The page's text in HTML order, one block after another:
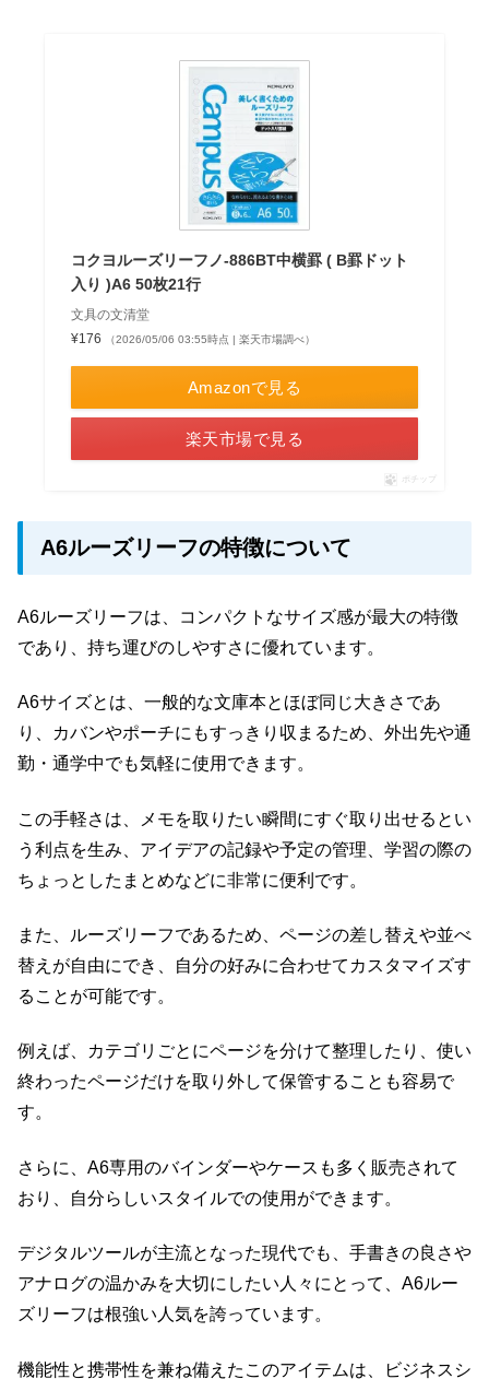
コクヨルーズリーフノ-886BT中横罫 ( B罫ドット
入り )A6 50枚21行
文具の文清堂
¥176
（2026/05/06 03:55時点 | 楽天市場調べ）
Amazonで見る
楽天市場で見る
ポチップ
A6ルーズリーフの特徴について
A6ルーズリーフは、コンパクトなサイズ感が最大の特徴
であり、持ち運びのしやすさに優れています。
A6サイズとは、一般的な文庫本とほぼ同じ大きさであ
り、カバンやポーチにもすっきり収まるため、外出先や通
勤・通学中でも気軽に使用できます。
この手軽さは、メモを取りたい瞬間にすぐ取り出せるとい
う利点を生み、アイデアの記録や予定の管理、学習の際の
ちょっとしたまとめなどに非常に便利です。
また、ルーズリーフであるため、ページの差し替えや並べ
替えが自由にでき、自分の好みに合わせてカスタマイズす
ることが可能です。
例えば、カテゴリごとにページを分けて整理したり、使い
終わったページだけを取り外して保管することも容易で
す。
さらに、A6専用のバインダーやケースも多く販売されて
おり、自分らしいスタイルでの使用ができます。
デジタルツールが主流となった現代でも、手書きの良さや
アナログの温かみを大切にしたい人々にとって、A6ルー
ズリーフは根強い人気を誇っています。
機能性と携帯性を兼ね備えたこのアイテムは、ビジネスシ